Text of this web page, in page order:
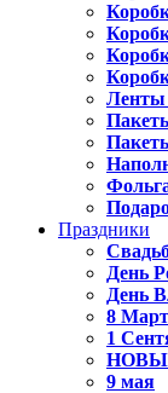
Ленты
Праздники
День
День
8
1
9 мая